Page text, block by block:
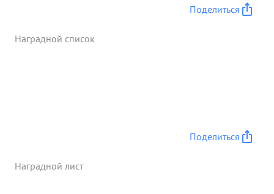
Поделиться
Наградной список
Поделиться
Наградной лист